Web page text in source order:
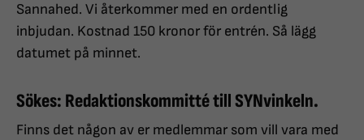
Sannahed. Vi återkommer med en ordentlig
inbjudan. Kostnad 150 kronor för entrén. Så lägg
datumet på minnet.
Sökes: Redaktionskommitté till SYNvinkeln.
Finns det någon av er medlemmar som vill vara med